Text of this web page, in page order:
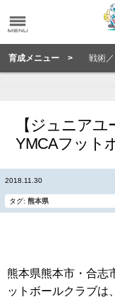
育成メニュー > 戦術
【ジュニア
YMCAフット
2018.11.30
タグ: 熊本県
熊本県熊本市・合志
ットボールクラブは